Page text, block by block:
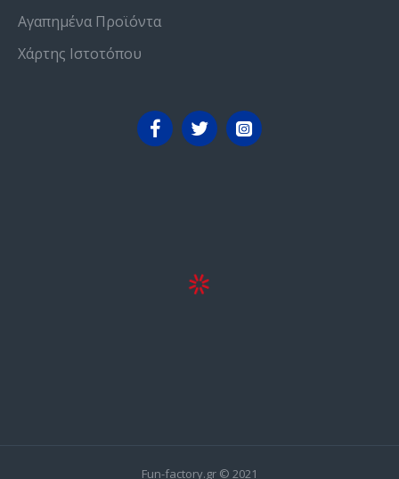
Αγαπημένα Προϊόντα
Χάρτης Ιστοτόπου
Fun-factory.gr © 2021